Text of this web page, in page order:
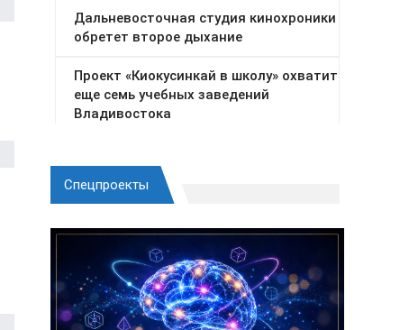
Спецпроекты